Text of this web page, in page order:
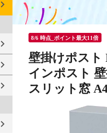
8/6 時点_ポイント最大11倍
壁掛けポスト
インポスト
スリット窓